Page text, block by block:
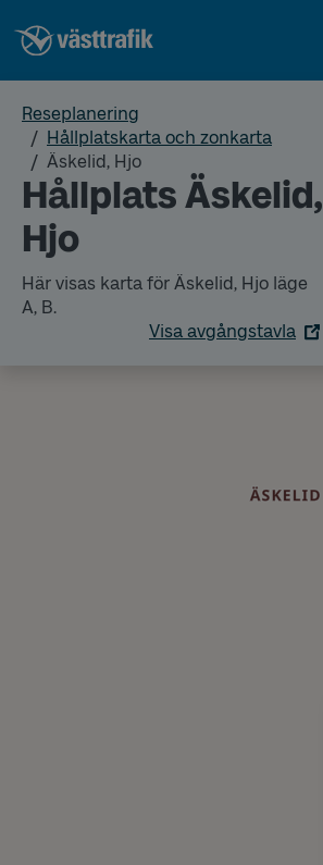
Reseplanering
Hållplatskarta och zonkarta
Äskelid, Hjo
Hållplats Äskelid,
Hjo
Här visas karta för Äskelid, Hjo läge
A, B.
Visa avgångstavla